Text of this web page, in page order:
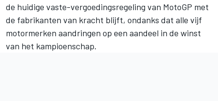
de huidige vaste-vergoedingsregeling van MotoGP met
de fabrikanten van kracht blijft, ondanks dat alle vijf
motormerken aandringen op een aandeel in de winst
van het kampioenschap.